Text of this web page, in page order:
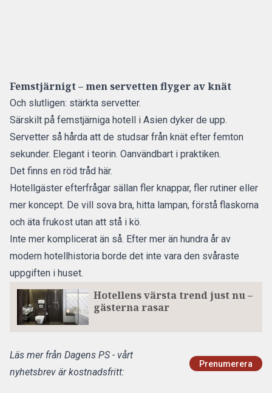
Femstjärnigt – men servetten flyger av knät
Och slutligen: stärkta servetter.
Särskilt på femstjärniga hotell i Asien dyker de upp.
Servetter så hårda att de studsar från knät efter femton
sekunder. Elegant i teorin. Oanvändbart i praktiken.
Det finns en röd tråd här.
Hotellgäster efterfrågar sällan fler knappar, fler rutiner eller
mer koncept. De vill sova bra, hitta lampan, förstå flaskorna
och äta frukost utan att stå i kö.
Inte mer komplicerat än så. Efter mer än hundra år av
modern hotellhistoria borde det inte vara den svåraste
uppgiften i huset.
Hotellens värsta trend just nu –
gästerna rasar
Läs mer från Dagens PS - vårt
nyhetsbrev är kostnadsfritt:
Prenumerera